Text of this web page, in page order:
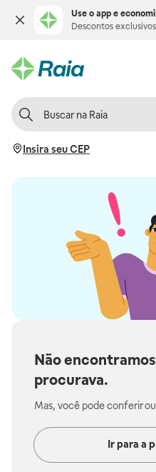
Use o app e
Descontos exclusivos
Insira seu CEP
Não
procurava.
Mas, você pode conferir
Ir para a